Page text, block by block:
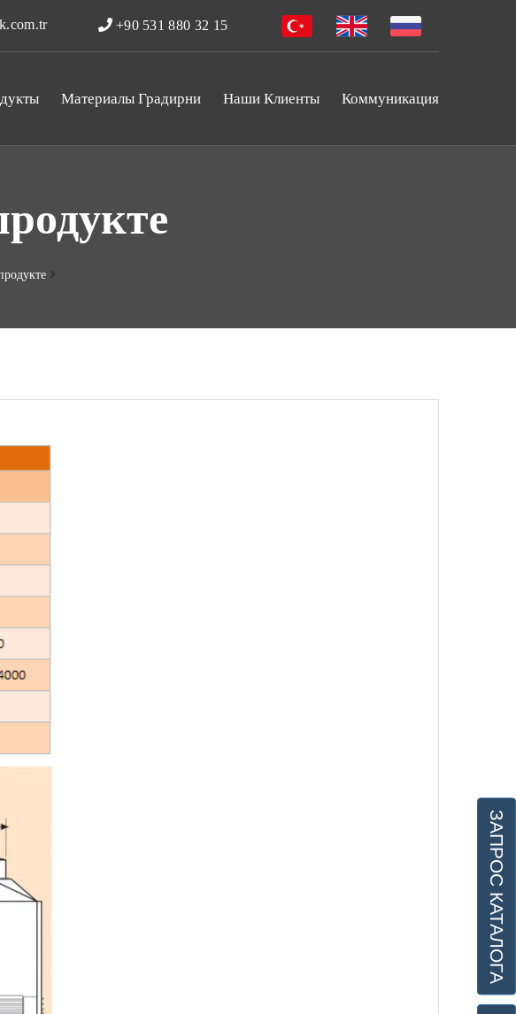
+90 531 880 32 15
Материалы Градирни Наши Клиенты Коммуникация
ЗАПРОС КАТАЛОГА